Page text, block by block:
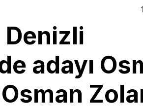
dev teklif
Denizli
adayı